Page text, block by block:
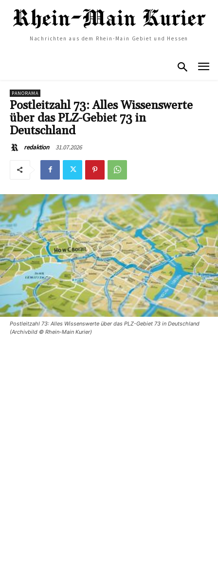
Nachrichten aus dem Rhein-Main Gebiet und Hessen
PANORAMA
Postleitzahl 73: Alles Wissenswerte
über das PLZ-Gebiet 73 in
Deutschland
redaktion 31.07.2026
Postleitzahl 73: Alles Wissenswerte über das PLZ-Gebiet 73 in Deutschland
(Archivbild © Rhein-Main Kurier)